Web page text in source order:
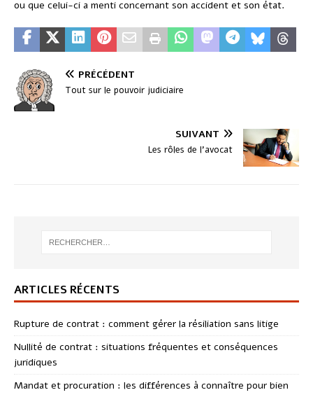
ou que celui-ci a menti concernant son accident et son état.
PRÉCÉDENT
Tout sur le pouvoir judiciaire
SUIVANT
Les rôles de l’avocat
ARTICLES RÉCENTS
Rupture de contrat : comment gérer la résiliation sans litige
Nullité de contrat : situations fréquentes et conséquences
juridiques
Mandat et procuration : les différences à connaître pour bien